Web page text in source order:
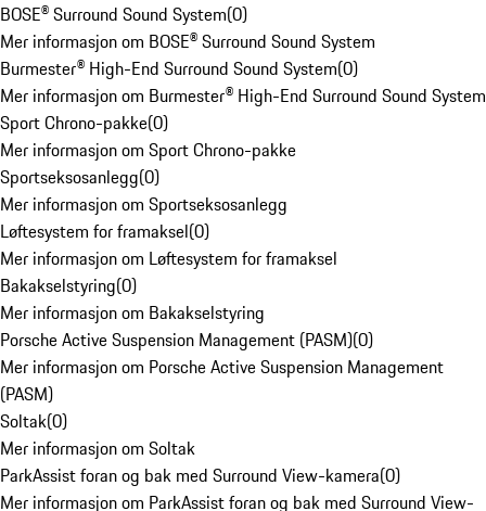
BOSE® Surround Sound System(0)
Mer informasjon om BOSE® Surround Sound System
Burmester® High-End Surround Sound System(0)
Mer informasjon om Burmester® High-End Surround Sound System
Sport Chrono-pakke(0)
Mer informasjon om Sport Chrono-pakke
Sportseksosanlegg(0)
Mer informasjon om Sportseksosanlegg
Løftesystem for framaksel(0)
Mer informasjon om Løftesystem for framaksel
Bakakselstyring(0)
Mer informasjon om Bakakselstyring
Porsche Active Suspension Management (PASM)(0)
Mer informasjon om Porsche Active Suspension Management
(PASM)
Soltak(0)
Mer informasjon om Soltak
ParkAssist foran og bak med Surround View-kamera(0)
Mer informasjon om ParkAssist foran og bak med Surround View-